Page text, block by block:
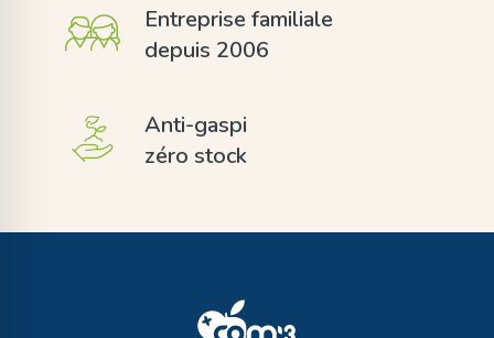
Entreprise familiale
depuis 2006
Anti-gaspi
zéro stock